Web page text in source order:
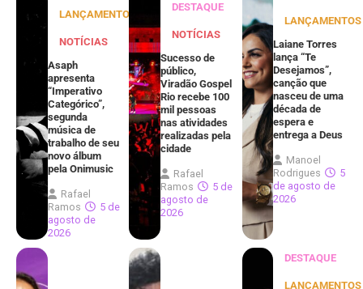
LANÇAMENTOS
NOTÍCIAS
Asaph
apresenta
“Imperativo
Categórico”,
segunda
música de
trabalho de seu
novo álbum
pela Onimusic
Rafael
Ramos
5 de
agosto de
2026
DESTAQUE
NOTÍCIAS
Sucesso de
público,
Viradão Gospel
Rio recebe 100
mil pessoas
nas atividades
realizadas pela
cidade
Rafael
Ramos
5 de
agosto de
2026
LANÇAMENTOS
Laiane Torres
lança “Te
Desejamos”,
canção que
nasceu de uma
década de
espera e
entrega a Deus
Manoel
Rodrigues
5
de agosto de
2026
DESTAQUE
LANÇAMENTOS